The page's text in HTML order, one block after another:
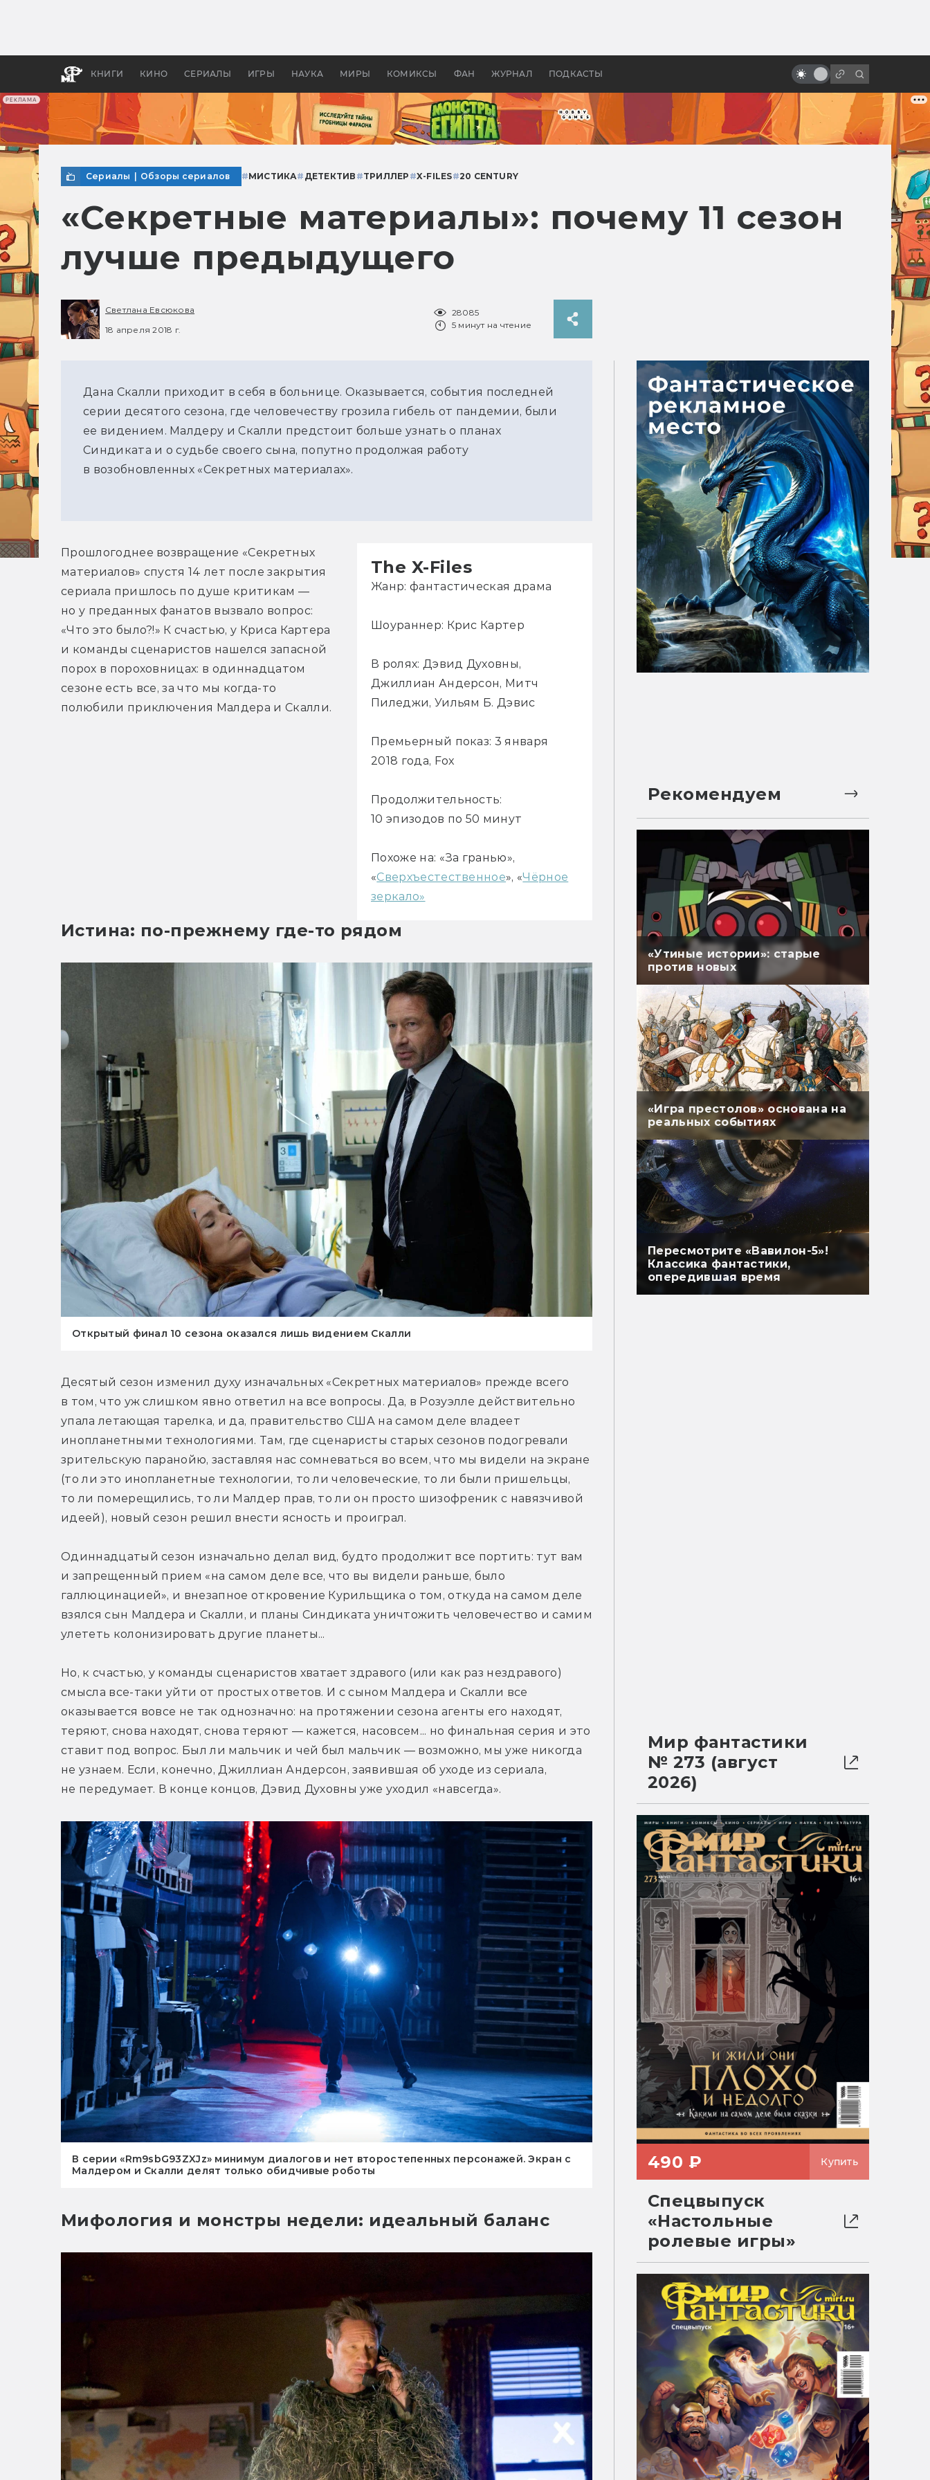
РЕКЛАМА
КНИГИ КИНО СЕРИАЛЫ ИГРЫ НАУКА МИРЫ КОМИКСЫ ФАН ЖУРНАЛ ПОДКАСТЫ
бы «Властелина колец»
Древней Грецией
фантастики
Сериалы Обзоры сериалов #МИСТИКА# ДЕТЕКТИВ #ТРИЛЛЕР #X-FILES#20 CENTURY
«Секретные материалы»: почему 11 сезон
лучше предыдущего
Светлана Евсюкова
18 апреля 2018 г.
28085
5 минут на чтение
Дана Скалли приходит в себя в больнице. Оказывается, события последней
серии десятого сезона, где человечеству грозила гибель от пандемии, были
ее видением. Малдеру и Скалли предстоит больше узнать о планах
Синдиката и о судьбе своего сына, попутно продолжая работу
в возобновленных «Секретных материалах».
The X-Files
Жанр: фантастическая драма
Шоураннер: Крис Картер
В ролях: Дэвид Духовны,
Джиллиан Андерсон, Митч
Пиледжи, Уильям Б. Дэвис
Премьерный показ: 3 января
2018 года, Fox
Продолжительность:
10 эпизодов по 50 минут
Похоже на: «За гранью»,
«Сверхъестественное», «Чёрное
зеркало»
Прошлогоднее возвращение «Секретных
материалов» спустя 14 лет после закрытия
сериала пришлось по душе критикам —
но у преданных фанатов вызвало вопрос:
«Что это было?!» К счастью, у Криса Картера
и команды сценаристов нашелся запасной
порох в пороховницах: в одиннадцатом
сезоне есть все, за что мы когда-то
полюбили приключения Малдера и Скалли.
Истина: по-прежнему где-то рядом
Открытый финал 10 сезона оказался лишь видением Скалли
Десятый сезон изменил духу изначальных «Секретных материалов» прежде всего
в том, что уж слишком явно ответил на все вопросы. Да, в Розуэлле действительно
упала летающая тарелка, и да, правительство США на самом деле владеет
инопланетными технологиями. Там, где сценаристы старых сезонов подогревали
зрительскую паранойю, заставляя нас сомневаться во всем, что мы видели на экране
(то ли это инопланетные технологии, то ли человеческие, то ли были пришельцы,
то ли померещились, то ли Малдер прав, то ли он просто шизофреник с навязчивой
идеей), новый сезон решил внести ясность и проиграл.
Одиннадцатый сезон изначально делал вид, будто продолжит все портить: тут вам
и запрещенный прием «на самом деле все, что вы видели раньше, было
галлюцинацией», и внезапное откровение Курильщика о том, откуда на самом деле
взялся сын Малдера и Скалли, и планы Синдиката уничтожить человечество и самим
улететь колонизировать другие планеты...
Но, к счастью, у команды сценаристов хватает здравого (или как раз нездравого)
смысла все-таки уйти от простых ответов. И с сыном Малдера и Скалли все
оказывается вовсе не так однозначно: на протяжении сезона агенты его находят,
теряют, снова находят, снова теряют — кажется, насовсем... но финальная серия и это
ставит под вопрос. Был ли мальчик и чей был мальчик — возможно, мы уже никогда
не узнаем. Если, конечно, Джиллиан Андерсон, заявившая об уходе из сериала,
не передумает. В конце концов, Дэвид Духовны уже уходил «навсегда».
В серии «Rm9sbG93ZXJz» минимум диалогов и нет второстепенных персонажей. Экран с
Малдером и Скалли делят только обидчивые роботы
Мифология и монстры недели: идеальный баланс
Рекомендуем
«Утиные истории»: старые
против новых
«Игра престолов» основана на
реальных событиях
Пересмотрите «Вавилон-5»!
Классика фантастики,
опередившая время
Мир фантастики
№ 273 (август
2026)
490 ₽ Купить
Спецвыпуск
«Настольные
ролевые игры»